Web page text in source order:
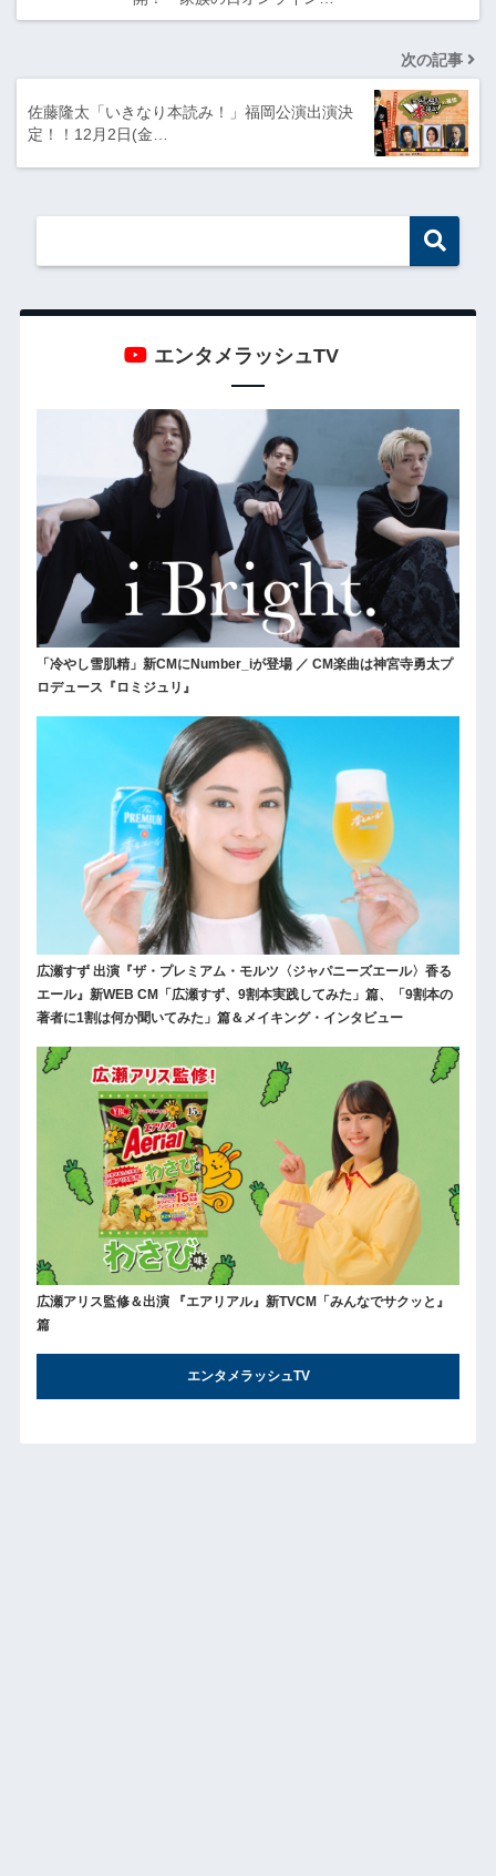
次の記事
佐藤隆太「いきなり本読み！」福岡公演出演決
定！！12月2日(金…
エンタメラッシュTV
「冷やし雪肌精」新CMにNumber_iが登場 ／ CM楽曲は神宮寺勇太プ
ロデュース『ロミジュリ』
広瀬すず 出演『ザ・プレミアム・モルツ〈ジャパニーズエール〉香る
エール』新WEB CM「広瀬すず、9割本実践してみた」篇、「9割本の
著者に1割は何か聞いてみた」篇＆メイキング・インタビュー
広瀬アリス監修＆出演 『エアリアル』新TVCM「みんなでサクッと』
篇
エンタメラッシュTV